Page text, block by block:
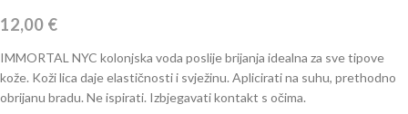
12,00 €
IMMORTAL NYC kolonjska voda poslije brijanja idealna za sve tipove
kože. Koži lica daje elastičnosti i svježinu. Aplicirati na suhu, prethodno
obrijanu bradu. Ne ispirati. Izbjegavati kontakt s očima.